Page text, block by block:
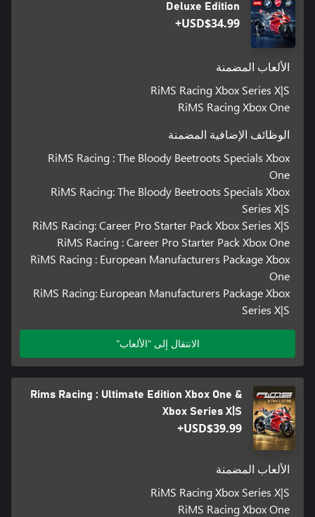
Deluxe Edition
USD$34.99+
الألعاب المضمنة
RiMS Racing Xbox Series X|S
RiMS Racing Xbox One
الوظائف الإضافية المضمنة
RiMS Racing : The Bloody Beetroots Specials Xbox
One
RiMS Racing: The Bloody Beetroots Specials Xbox
Series X|S
RiMS Racing: Career Pro Starter Pack Xbox Series X|S
RiMS Racing : Career Pro Starter Pack Xbox One
RiMS Racing : European Manufacturers Package Xbox
One
RiMS Racing: European Manufacturers Package Xbox
Series X|S
الانتقال إلى "الألعاب"
Rims Racing : Ultimate Edition Xbox One &
Xbox Series X|S
USD$39.99+
الألعاب المضمنة
RiMS Racing Xbox Series X|S
RiMS Racing Xbox One